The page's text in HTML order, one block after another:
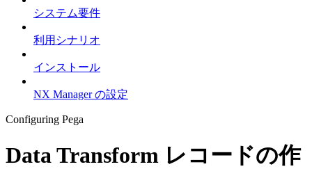
システム要件
利用シナリオ
インストール
NX Manager の設定
Configuring Pega
Data Transform レコードの作